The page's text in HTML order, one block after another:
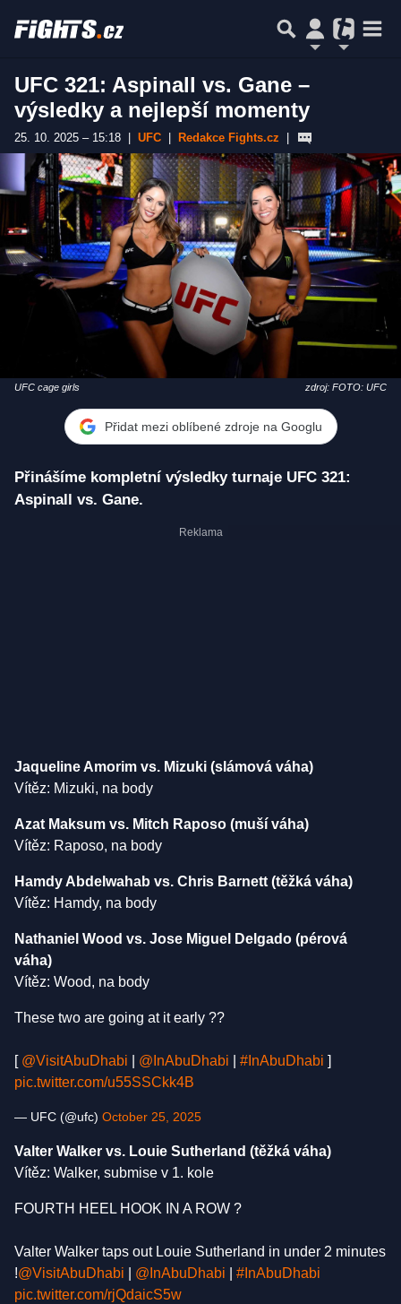
UFC 321: Aspinall vs. Gane –
výsledky a nejlepší momenty
25. 10. 2025 – 15:18 UFC Redakce Fights.cz
UFC cage girls zdroj: FOTO: UFC
Přidat mezi oblíbené zdroje na Googlu
Přinášíme kompletní výsledky turnaje UFC 321:
Aspinall vs. Gane.
Jaqueline Amorim vs. Mizuki (slámová váha)
Vítěz: Mizuki, na body
Azat Maksum vs. Mitch Raposo (muší váha)
Vítěz: Raposo, na body
Hamdy Abdelwahab vs. Chris Barnett (těžká váha)
Vítěz: Hamdy, na body
Nathaniel Wood vs. Jose Miguel Delgado (pérová
váha)
Vítěz: Wood, na body
These two are going at it early ?‍?
[ @VisitAbuDhabi @InAbuDhabi #InAbuDhabi ]
pic.twitter.com/u55SSCkk4B
— UFC (@ufc) October 25, 2025
Valter Walker vs. Louie Sutherland (těžká váha)
Vítěz: Walker, submise v 1. kole
FOURTH HEEL HOOK IN A ROW ?
Valter Walker taps out Louie Sutherland in under 2 minutes
!@VisitAbuDhabi @InAbuDhabi
#InAbuDhabi
pic.twitter.com/rjQdaicS5w